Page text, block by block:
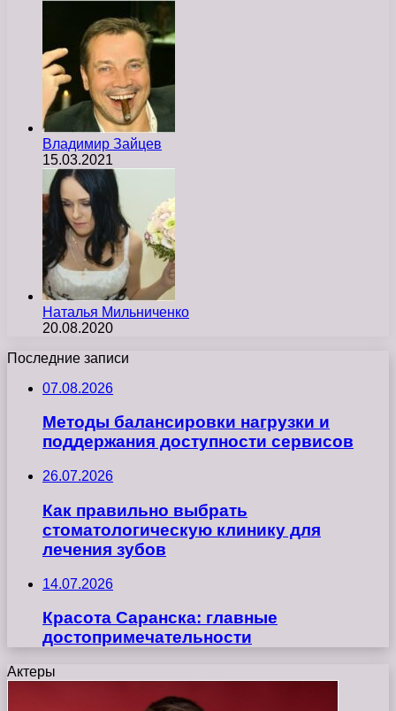
Владимир Зайцев
15.03.2021
Наталья Мильниченко
20.08.2020
Последние записи
07.08.2026
Методы балансировки нагрузки и
поддержания доступности сервисов
26.07.2026
Как правильно выбрать
стоматологическую клинику для
лечения зубов
14.07.2026
Красота Саранска: главные
достопримечательности
Актеры